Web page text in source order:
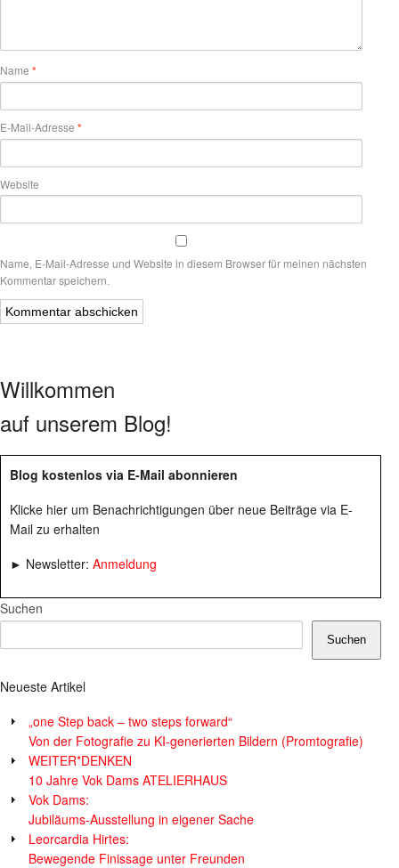
Name *
E-Mail-Adresse *
Website
Name, E-Mail-Adresse und Website in diesem Browser für meinen nächsten
Kommentar speichern.
Willkommen
auf unserem Blog!
Blog kostenlos via E-Mail abonnieren
Klicke hier um Benachrichtigungen über neue Beiträge via E-
Mail zu erhalten
► Newsletter: Anmeldung
Suchen
Suchen
Neueste Artikel
„one Step back – two steps forward“
Von der Fotografie zu KI-generierten Bildern (Promtografie)
WEITER*DENKEN
10 Jahre Vok Dams ATELIERHAUS
Vok Dams:
Jubiläums-Ausstellung in eigener Sache
Leorcardia Hirtes:
Bewegende Finissage unter Freunden